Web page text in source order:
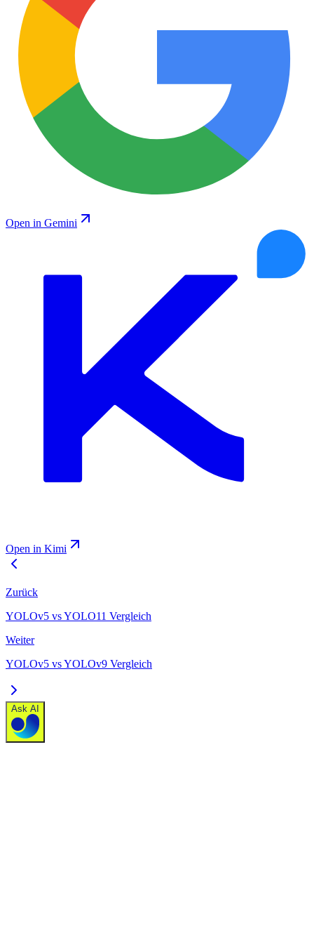
Open in Gemini
Open in Kimi
Zurück
YOLOv5 vs YOLO11 Vergleich
Weiter
YOLOv5 vs YOLOv9 Vergleich
Ask AI